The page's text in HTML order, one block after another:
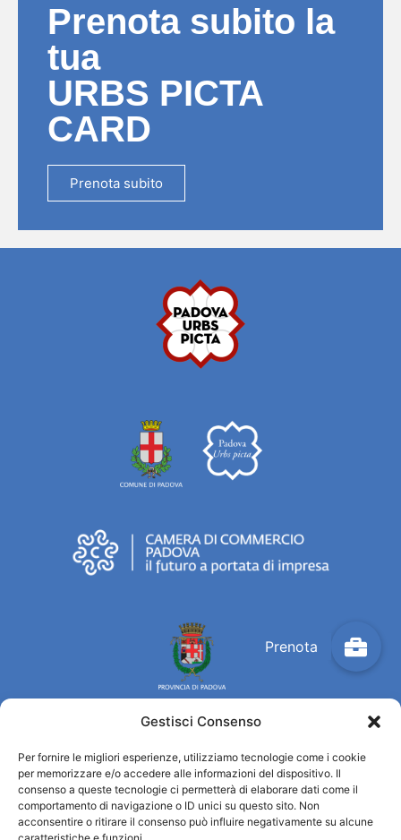
Gestisci Consenso
Per fornire le migliori esperienze, utilizziamo tecnologie come i cookie
per memorizzare e/o accedere alle informazioni del dispositivo. Il
consenso a queste tecnologie ci permetterà di elaborare dati come il
comportamento di navigazione o ID unici su questo sito. Non
acconsentire o ritirare il consenso può influire negativamente su alcune
Prenota subito la
tua
URBS PICTA
CARD
Prenota subito
Turismo Padova
Chi siamo
Informazioni e Accoglienza Turistica/IAT